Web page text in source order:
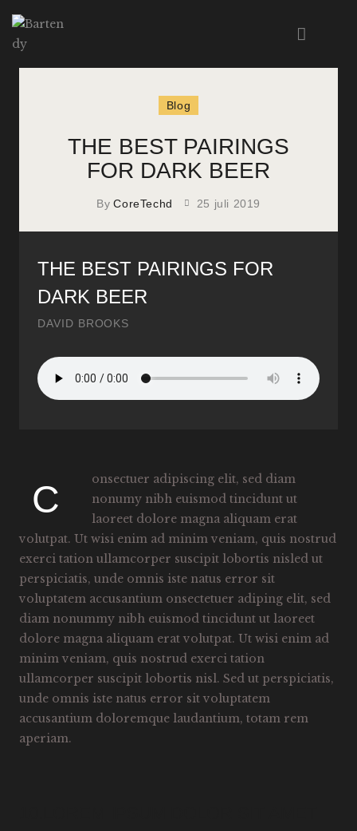
MENU
EVENTS
WORKSHOPS
Blog
THE BEST PAIRINGS
FOR DARK BEER
By CoreTechd 25 juli 2019
DAVID BROOKS
THE BEST PAIRINGS FOR
DARK BEER
C
onsectuer adipiscing elit, sed diam
nonumy nibh euismod tincidunt ut
laoreet dolore magna aliquam erat
volutpat. Ut wisi enim ad minim veniam, quis nostrud
exerci tation ullamcorper suscipit lobortis nisled ut
perspiciatis, unde omnis iste natus error sit
voluptatem accusantium onsectetuer adiping elit, sed
diam nonummy nibh euismod tincidunt ut laoreet
dolore magna aliquam erat volutpat. Ut wisi enim ad
minim veniam, quis nostrud exerci tation
ullamcorper suscipit lobortis nisl. Sed ut perspiciatis,
unde omnis iste natus error sit voluptatem
accusantium doloremque laudantium, totam rem
aperiam.